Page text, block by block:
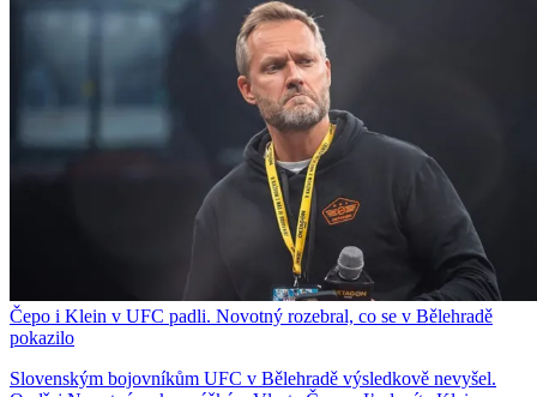
Čepo i Klein v UFC padli. Novotný rozebral, co se v Bělehradě
pokazilo
Slovenským bojovníkům UFC v Bělehradě výsledkově nevyšel.